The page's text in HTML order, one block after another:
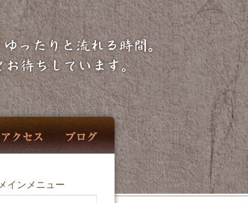
メインメニュー